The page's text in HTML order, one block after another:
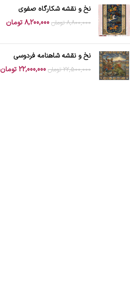
نخ و نقشه شکارگاه صفوی
8,800,000 تومان 8,200,000تومان
نخ و نقشه شاهنامه فردوسی
22,500,000 تومان 22,000,000تومان